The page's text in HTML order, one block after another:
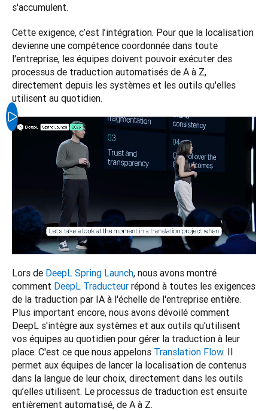
s'accumulent.
Cette exigence, c’est l’intégration. Pour que la localisation
devienne une compétence coordonnée dans toute
l'entreprise, les équipes doivent pouvoir exécuter des
processus de traduction automatisés de A à Z,
directement depuis les systèmes et les outils qu'elles
Lors de DeepL Spring Launch, nous avons montré
comment DeepL Traducteur répond à toutes les exigences
de la traduction par IA à l'échelle de l'entreprise entière.
Plus important encore, nous avons dévoilé comment
DeepL s'intègre aux systèmes et aux outils qu'utilisent
vos équipes au quotidien pour gérer la traduction à leur
place. C'est ce que nous appelons Translation Flow. Il
permet aux équipes de lancer la localisation de contenus
dans la langue de leur choix, directement dans les outils
qu’elles utilisent. Le processus de traduction est ensuite
entièrement automatisé, de A à Z.